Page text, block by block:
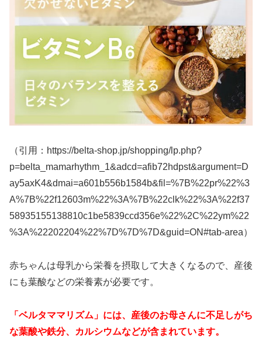
（引用：https://belta-shop.jp/shopping/lp.php?
p=belta_mamarhythm_1&adcd=afib72hdpst&argument=D
ay5axK4&dmai=a601b556b1584b&fil=%7B%22pr%22%3
A%7B%22f12603m%22%3A%7B%22clk%22%3A%22f37
58935155138810c1be5839ccd356e%22%2C%22ym%22
%3A%22202204%22%7D%7D%7D&guid=ON#tab-area）
赤ちゃんは母乳から栄養を摂取して大きくなるので、産後
にも葉酸などの栄養素が必要です。
「ベルタママリズム」には、産後のお母さんに不足しがち
な葉酸や鉄分、カルシウムなどが含まれています。